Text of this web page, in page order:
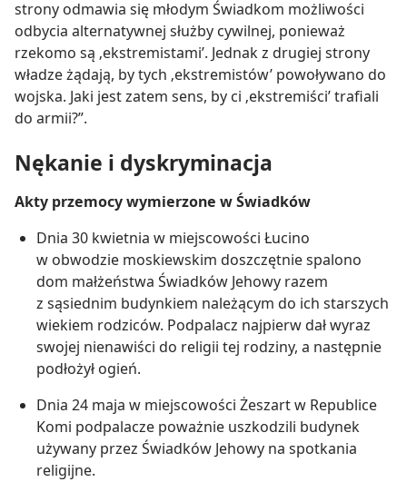
strony odmawia się młodym Świadkom możliwości
odbycia alternatywnej służby cywilnej, ponieważ
rzekomo są ‚ekstremistami’. Jednak z drugiej strony
władze żądają, by tych ‚ekstremistów’ powoływano do
wojska. Jaki jest zatem sens, by ci ‚ekstremiści’ trafiali
do armii?”.
Nękanie i dyskryminacja
Akty przemocy wymierzone w Świadków
Dnia 30 kwietnia w miejscowości Łucino
w obwodzie moskiewskim doszczętnie spalono
dom małżeństwa Świadków Jehowy razem
z sąsiednim budynkiem należącym do ich starszych
wiekiem rodziców. Podpalacz najpierw dał wyraz
swojej nienawiści do religii tej rodziny, a następnie
podłożył ogień.
Dnia 24 maja w miejscowości Żeszart w Republice
Komi podpalacze poważnie uszkodzili budynek
używany przez Świadków Jehowy na spotkania
religijne.